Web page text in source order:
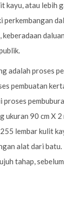
kayu, atau lebih
perkembangan
keberadaan
adalah proses
pembuatan
ukuran 90 cm X 2
lembar kulit
alat dari batu.
tahap,